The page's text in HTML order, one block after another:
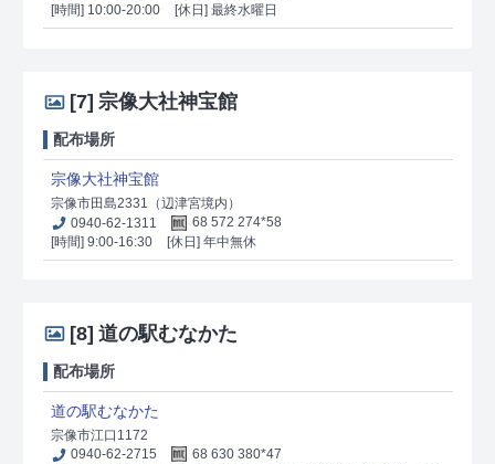
[時間] 10:00-20:00
[休日] 最終水曜日
[7] 宗像大社神宝館
配布場所
宗像大社神宝館
宗像市田島2331（辺津宮境内）
0940-62-1311
68 572 274*58
[時間] 9:00-16:30
[休日] 年中無休
[8] 道の駅むなかた
配布場所
道の駅むなかた
宗像市江口1172
0940-62-2715
68 630 380*47